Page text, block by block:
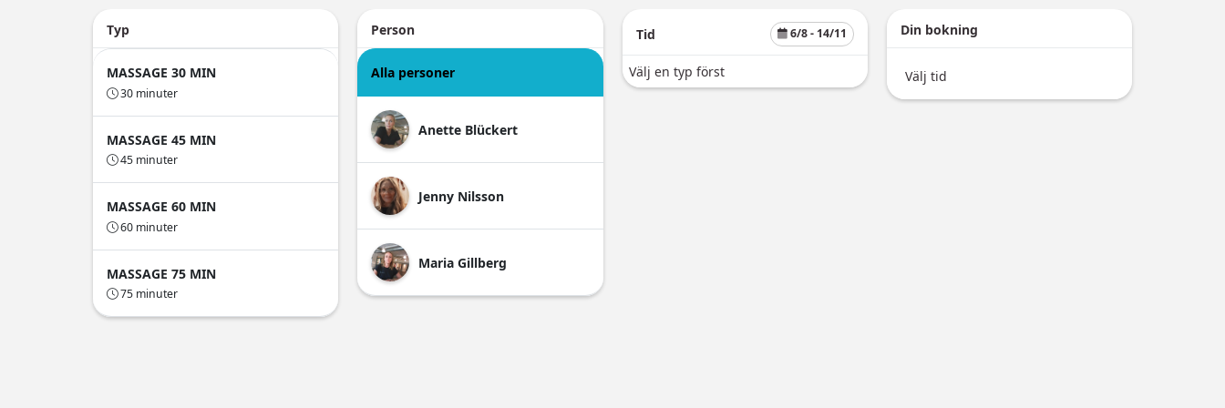
Typ
MASSAGE 30 MIN
30 minuter
MASSAGE 45 MIN
45 minuter
MASSAGE 60 MIN
60 minuter
MASSAGE 75 MIN
75 minuter
Person
Alla personer
Anette Blückert
Jenny Nilsson
Maria Gillberg
Tid 6/8- 14/11
Välj en typ först
Din bokning
Välj tid